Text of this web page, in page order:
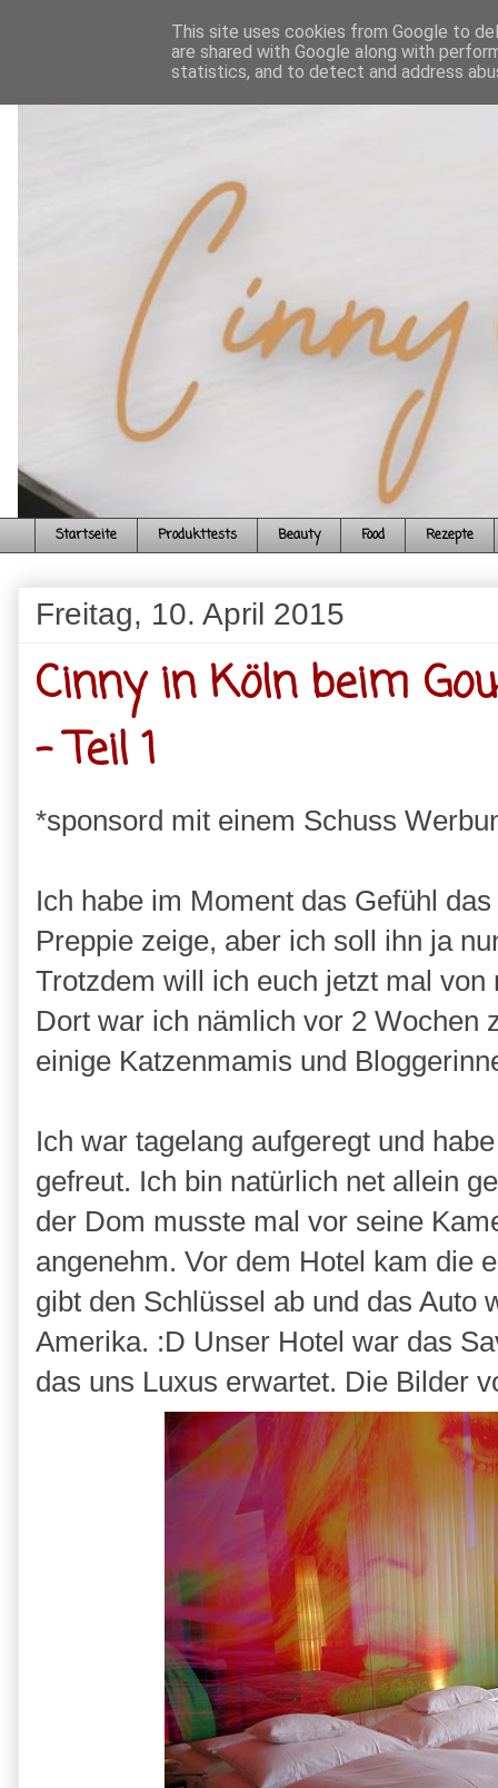
Startseite Produkttests Beauty Food Rezepte
Freitag, 10. April 2015
Cinny in Köln beim
- Teil 1
*sponsord mit einem Schuss
Ich habe im Moment das Gefühl
Preppie zeige, aber ich soll ihn ja
Trotzdem will ich euch jetzt mal
Dort war ich nämlich vor 2 Wochen
einige Katzenmamis und
Ich war tagelang aufgeregt und
gefreut. Ich bin natürlich net allein
der Dom musste mal vor seine
angenehm. Vor dem Hotel kam die
gibt den Schlüssel ab und das Auto
Amerika. :D Unser Hotel war das
das uns Luxus erwartet. Die Bilder
This site uses cookies from Google to
are shared with Google along with
statistics, and to detect and address